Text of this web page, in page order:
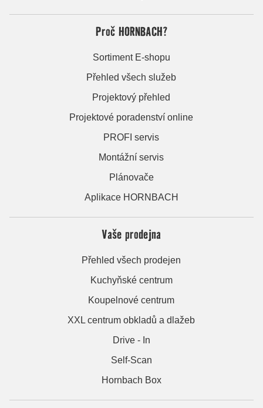
Proč HORNBACH?
Sortiment E-shopu
Přehled všech služeb
Projektový přehled
Projektové poradenství online
PROFI servis
Montážní servis
Plánovače
Aplikace HORNBACH
Vaše prodejna
Přehled všech prodejen
Kuchyňské centrum
Koupelnové centrum
XXL centrum obkladů a dlažeb
Drive - In
Self-Scan
Hornbach Box